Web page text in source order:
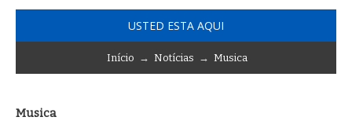
USTED ESTA AQUI
Início → Notícias → Musica
Musica